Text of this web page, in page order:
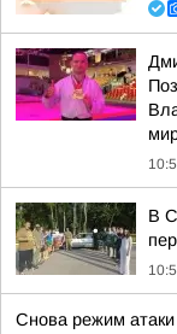
В
Снова режим